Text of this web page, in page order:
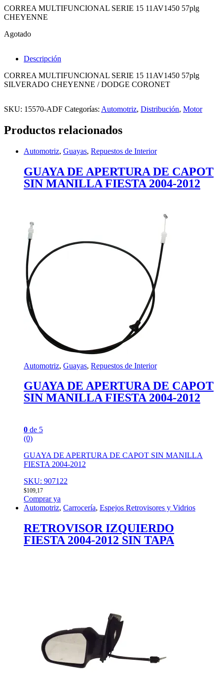
CORREA MULTIFUNCIONAL SERIE 15 11AV1450 57plg
CHEYENNE
Agotado
Descripción
CORREA MULTIFUNCIONAL SERIE 15 11AV1450 57plg
SILVERADO CHEYENNE / DODGE CORONET
SKU: 15570-ADF Categorías: Automotriz, Distribución, Motor
Productos relacionados
Automotriz, Guayas, Repuestos de Interior
GUAYA DE APERTURA DE CAPOT
SIN MANILLA FIESTA 2004-2012
Automotriz, Guayas, Repuestos de Interior
GUAYA DE APERTURA DE CAPOT
SIN MANILLA FIESTA 2004-2012
0 de 5
(0)
GUAYA DE APERTURA DE CAPOT SIN MANILLA
FIESTA 2004-2012
SKU: 907122
$109,17
Comprar ya
Automotriz, Carrocería, Espejos Retrovisores y Vidrios
RETROVISOR IZQUIERDO
FIESTA 2004-2012 SIN TAPA